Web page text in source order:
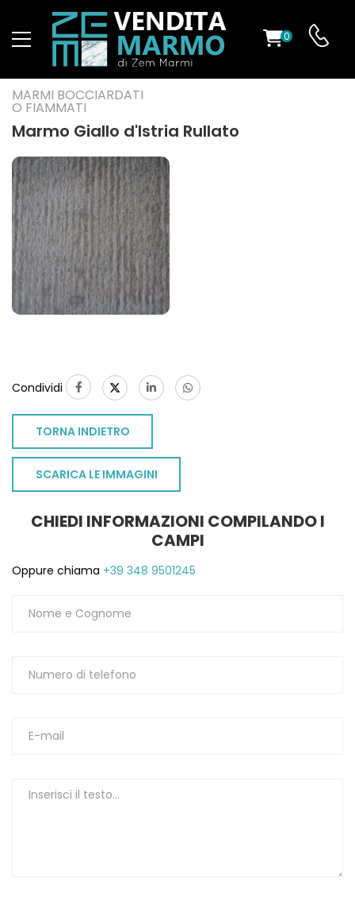
0
MARMI BOCCIARDATI
O FIAMMATI
Marmo Giallo d'Istria Rullato
Condividi
TORNA INDIETRO
SCARICA LE IMMAGINI
CHIEDI INFORMAZIONI COMPILANDO I
CAMPI
Oppure chiama +39 348 9501245